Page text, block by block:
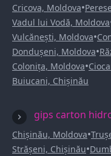
Cricova, Moldova•
Vadul lui Vodă, Moldova
Vulcănești, Moldova•
Dondușeni, Moldova•
Colonița, Moldova•
Buiucani, Chișinău
gips carton
Chișinău, Moldova•
Strășeni, Chișinău•